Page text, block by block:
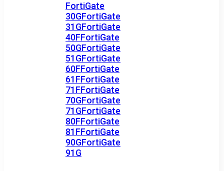
FortiGate
30GFortiGate
31GFortiGate
40FFortiGate
50GFortiGate
51GFortiGate
60FFortiGate
61FFortiGate
71FFortiGate
70GFortiGate
71GFortiGate
80FFortiGate
81FFortiGate
90GFortiGate
91G